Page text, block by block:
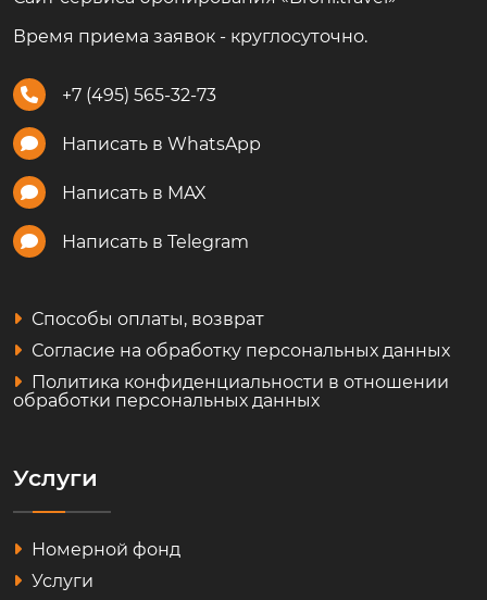
Время приема заявок - круглосуточно.
+7 (495) 565-32-73
Написать в WhatsApp
Написать в MAX
Написать в Telegram
Способы оплаты, возврат
Согласие на обработку персональных данных
Политика конфиденциальности в отношении
обработки персональных данных
Услуги
Номерной фонд
Услуги